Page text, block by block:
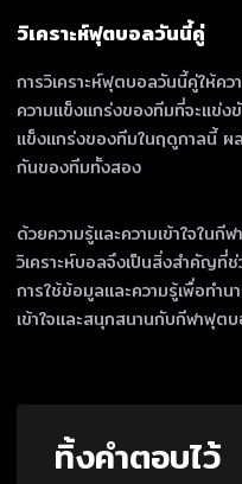
วิเคราะห์ฟุตบอลวันนี้คู่
การวิเคราะห์ฟุตบอลวันนี้คู่ให้ค
ความแข็งแกร่งของทีมที่จะแข่
แข็งแกร่งของทีมในฤดูกาลนี้ ผ
กันของทีมทั้งสอง
ด้วยความรู้และความเข้าใจใน
วิเคราะห์บอลจึงเป็นสิ่งสำคัญที่
การใช้ข้อมูลและความรู้เพื่อทำ
เข้าใจและสนุกสนานกับกีฬาฟุต
ทิ้งคำตอบไว้